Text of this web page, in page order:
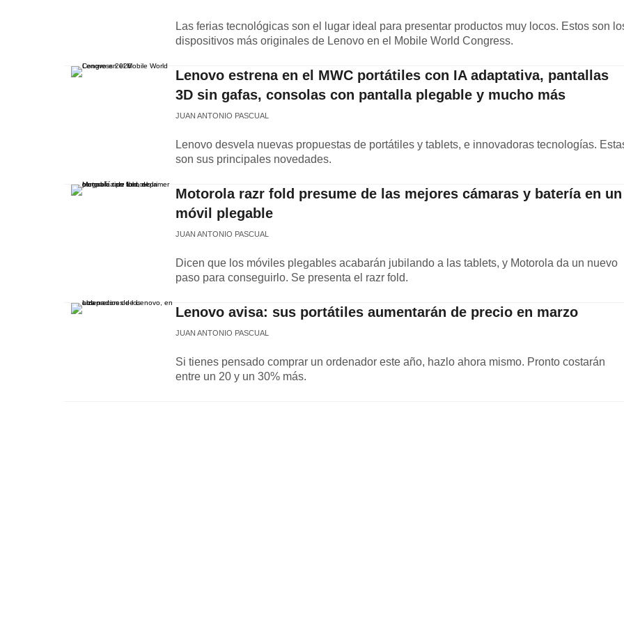
Las ferias tecnológicas son el lugar ideal para presentar productos muy locos. Estos son
dispositivos más originales de Lenovo en el Mobile World Congress.
Lenovo estrena en el MWC portátiles con IA adaptativa, pantallas
3D sin gafas, consolas con pantalla plegable y mucho más
JUAN ANTONIO PASCUAL
Lenovo desvela nuevas propuestas de portátiles y tablets, e innovadoras tecnologías.
son sus principales novedades.
Motorola razr fold presume de las mejores cámaras y batería en un
móvil plegable
JUAN ANTONIO PASCUAL
Dicen que los móviles plegables acabarán jubilando a las tablets, y Motorola da un nuevo
paso para conseguirlo. Se presenta el razr fold.
Lenovo avisa: sus portátiles aumentarán de precio en marzo
JUAN ANTONIO PASCUAL
Si tienes pensado comprar un ordenador este año, hazlo ahora mismo. Pronto costarán
entre un 20 y un 30% más.